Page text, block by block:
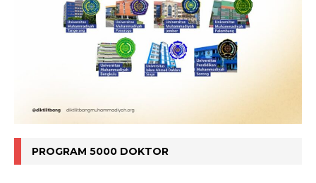
PROGRAM 5000 DOKTOR